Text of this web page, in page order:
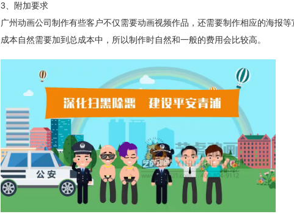
3、附加要求
广州动画公司制作有些客户不仅需要动画视频作品，还需要制作相应的海报
成本自然需要加到总成本中，所以制作时自然和一般的费用会比较高。